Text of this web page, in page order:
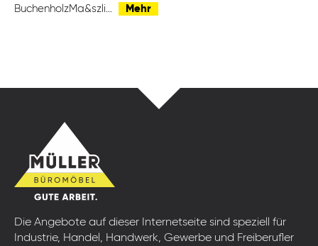
BuchenholzMa&szli…
Mehr
Die Angebote auf dieser Internetseite sind speziell für
Industrie, Handel, Handwerk, Gewerbe und Freiberufler